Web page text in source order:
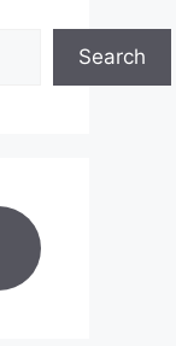
Search